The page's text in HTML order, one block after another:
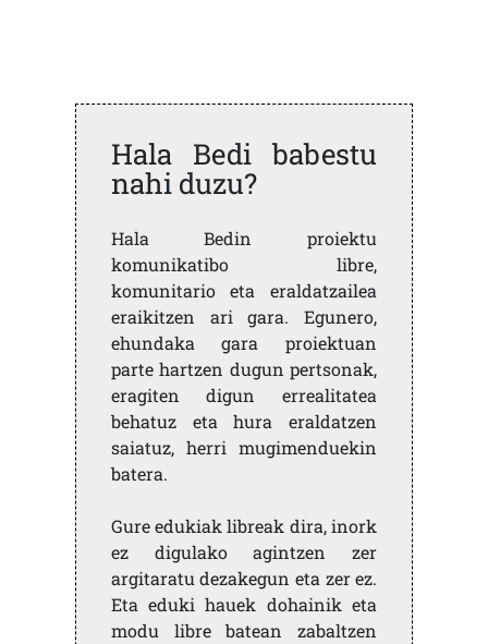
Hala Bedi babestu
nahi duzu?
Hala Bedin proiektu
komunikatibo libre,
komunitario eta eraldatzailea
eraikitzen ari gara. Egunero,
ehundaka gara proiektuan
parte hartzen dugun pertsonak,
eragiten digun errealitatea
behatuz eta hura eraldatzen
saiatuz, herri mugimenduekin
batera.
Gure edukiak libreak dira, inork
ez digulako agintzen zer
argitaratu dezakegun eta zer ez.
Eta eduki hauek dohainik eta
modu libre batean zabaltzen